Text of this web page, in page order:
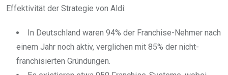
Effektivität der Strategie von Aldi:
In Deutschland waren 94% der Franchise-Nehmer nach
einem Jahr noch aktiv, verglichen mit 85% der nicht-
franchisierten Gründungen.